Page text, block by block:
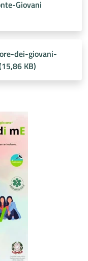
Giovani
dei-giovani-
KB)